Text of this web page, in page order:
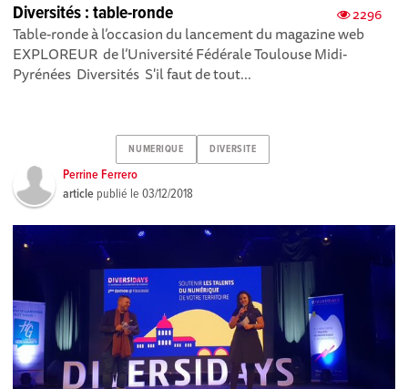
2296
Diversités : table-ronde
Table-ronde à l’occasion du lancement du magazine web
EXPLOREUR de l’Université Fédérale Toulouse Midi-
Pyrénées Diversités S'il faut de tout...
NUMERIQUE DIVERSITE
Perrine Ferrero
article publié le03/12/2018